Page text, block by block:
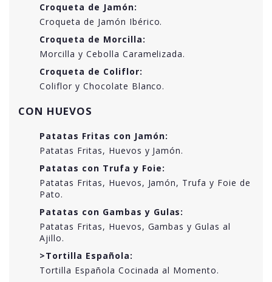
Croqueta de Jamón:
Croqueta de Jamón Ibérico.
Croqueta de Morcilla:
Morcilla y Cebolla Caramelizada.
Croqueta de Coliflor:
Coliflor y Chocolate Blanco.
CON HUEVOS
Patatas Fritas con Jamón:
Patatas Fritas, Huevos y Jamón.
Patatas con Trufa y Foie:
Patatas Fritas, Huevos, Jamón, Trufa y Foie de
Pato.
Patatas con Gambas y Gulas:
Patatas Fritas, Huevos, Gambas y Gulas al
Ajillo.
>Tortilla Española:
Tortilla Española Cocinada al Momento.